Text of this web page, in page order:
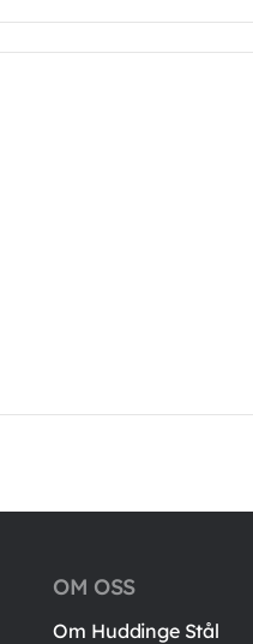
OM OSS
Om Huddinge Stål